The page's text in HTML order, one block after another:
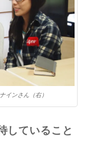
インさん（右）
していること